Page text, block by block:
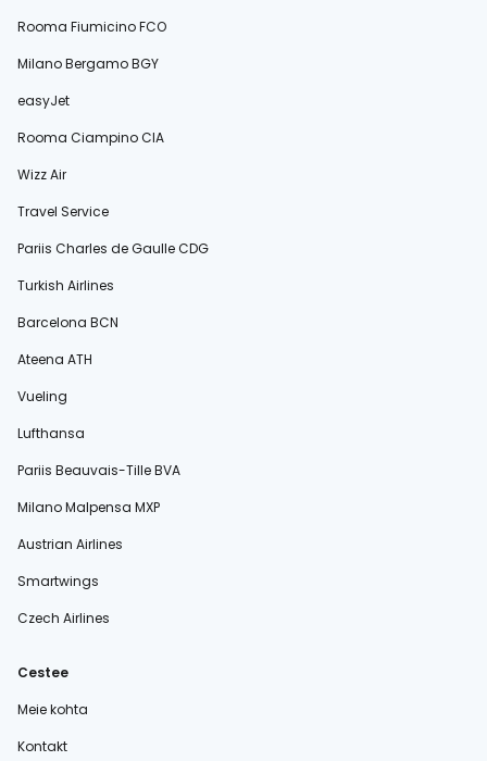
Rooma Fiumicino FCO
Milano Bergamo BGY
easyJet
Rooma Ciampino CIA
Wizz Air
Travel Service
Pariis Charles de Gaulle CDG
Turkish Airlines
Barcelona BCN
Ateena ATH
Vueling
Lufthansa
Pariis Beauvais-Tille BVA
Milano Malpensa MXP
Austrian Airlines
Smartwings
Czech Airlines
Cestee
Meie kohta
Kontakt